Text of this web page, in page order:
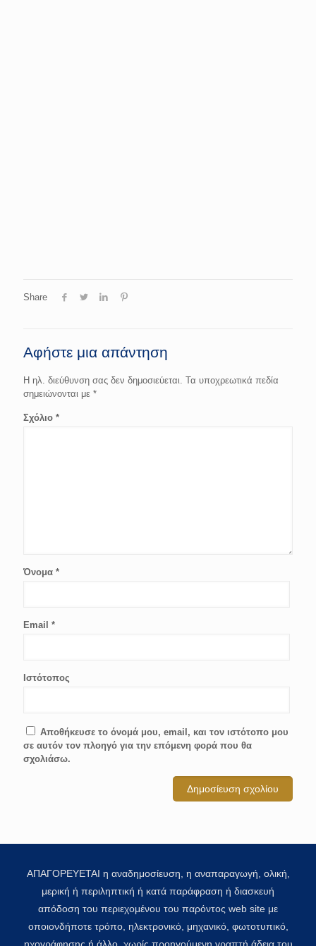
Share
Αφήστε μια απάντηση
Η ηλ. διεύθυνση σας δεν δημοσιεύεται. Τα υποχρεωτικά πεδία
σημειώνονται με *
Σχόλιο *
Όνομα *
Email *
Ιστότοπος
Αποθήκευσε το όνομά μου, email, και τον ιστότοπο μου
σε αυτόν τον πλοηγό για την επόμενη φορά που θα
σχολιάσω.
ΑΠΑΓΟΡΕΥΕΤΑΙ η αναδημοσίευση, η αναπαραγωγή, ολική,
μερική ή περιληπτική ή κατά παράφραση ή διασκευή
απόδοση του περιεχομένου του παρόντος web site με
οποιονδήποτε τρόπο, ηλεκτρονικό, μηχανικό, φωτοτυπικό,